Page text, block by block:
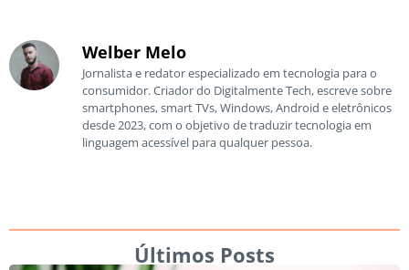
Welber Melo
Jornalista e redator especializado em tecnologia para o
consumidor. Criador do Digitalmente Tech, escreve sobre
smartphones, smart TVs, Windows, Android e eletrônicos
desde 2023, com o objetivo de traduzir tecnologia em
linguagem acessível para qualquer pessoa.
Últimos Posts